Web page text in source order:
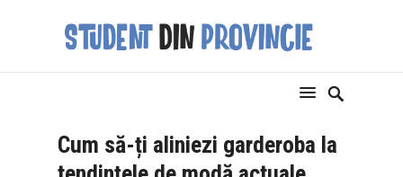
Cum să-ți aliniezi garderoba la